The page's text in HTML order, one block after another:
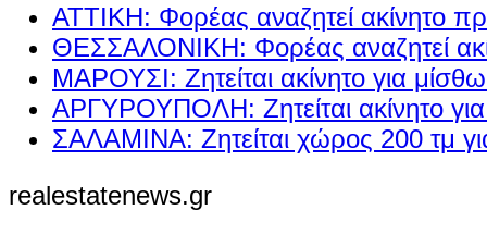
ΑΤΤΙΚΗ: Φορέας αναζητεί ακίνητο
ΘΕΣΣΑΛΟΝΙΚΗ: Φορέας αναζητεί
ΜΑΡΟΥΣΙ: Ζητείται ακίνητο για
ΑΡΓΥΡΟΥΠΟΛΗ: Ζητείται ακίνητο
ΣΑΛΑΜΙΝΑ: Ζητείται χώρος 200 τμ
realestatenews.gr